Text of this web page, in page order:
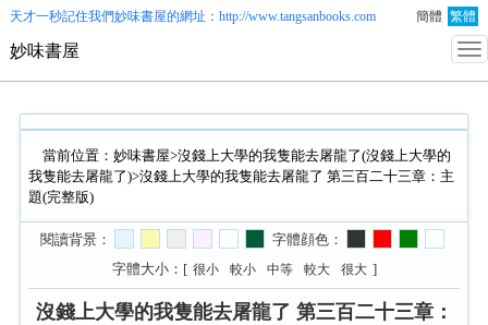
天才一秒記住我們妙味書屋的網址：http://www.tangsanbooks.com 簡體 繁體
妙味書屋
當前位置： 妙味書屋>沒錢上大學的我隻能去屠龍了(沒錢上大學的
我隻能去屠龍了)>沒錢上大學的我隻能去屠龍了 第三百二十三章：主
題(完整版)
閱讀背景：
字體顔色：
字體大小：[ 很小 較小 中等 較大 很大 ]
沒錢上大學的我隻能去屠龍了 第三百二十三章：